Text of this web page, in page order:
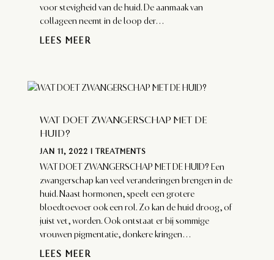
voor stevigheid van de huid. De aanmaak van
collageen neemt in de loop der...
LEES MEER
WAT DOET ZWANGERSCHAP MET DE
HUID?
JAN 11, 2022 TREATMENTS
WAT DOET ZWANGERSCHAP MET DE HUID? Een
zwangerschap kan veel veranderingen brengen in de
huid. Naast hormonen, speelt een grotere
bloedtoevoer ook een rol. Zo kan de huid droog, of
juist vet, worden. Ook ontstaat er bij sommige
vrouwen pigmentatie, donkere kringen...
LEES MEER